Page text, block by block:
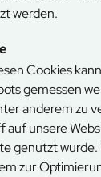
werden.
Cookies
gemessen
anderem zu
auf unsere
genutzt
zur
Beginn
und